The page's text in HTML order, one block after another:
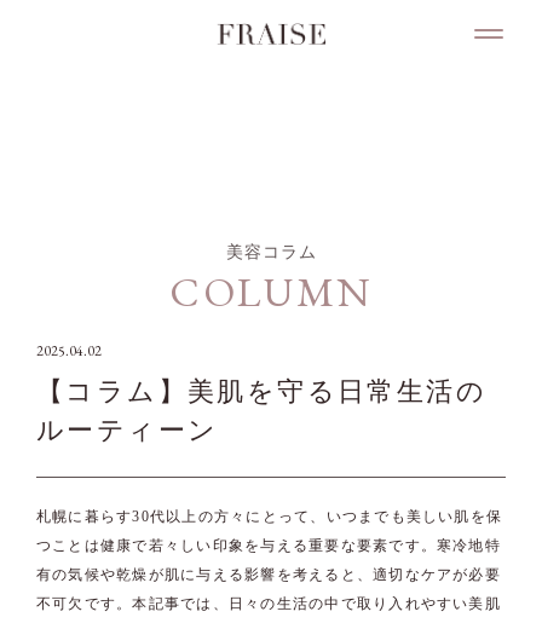
美容コラム
COLUMN
2025.04.02
【コラム】美肌を守る日常生活の
ルーティーン
札幌に暮らす30代以上の方々にとって、いつまでも美しい肌を保
つことは健康で若々しい印象を与える重要な要素です。寒冷地特
有の気候や乾燥が肌に与える影響を考えると、適切なケアが必要
不可欠です。本記事では、日々の生活の中で取り入れやすい美肌